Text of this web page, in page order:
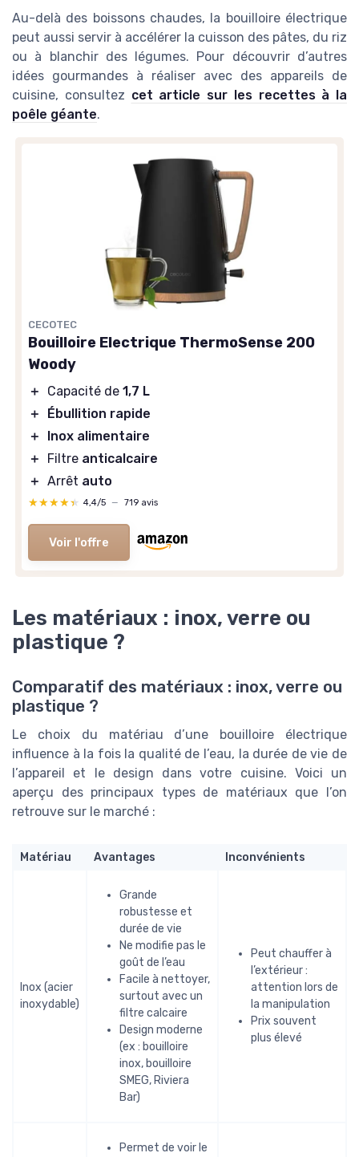
Au-delà des boissons chaudes, la bouilloire électrique
peut aussi servir à accélérer la cuisson des pâtes, du riz
ou à blanchir des légumes. Pour découvrir d’autres
idées gourmandes à réaliser avec des appareils de
cuisine, consultez cet article sur les recettes à la
poêle géante.
CECOTEC
Bouilloire Electrique ThermoSense 200
Woody
＋ Capacité de 1,7 L
＋
Ébullition rapide
＋
Inox alimentaire
＋
Filtre anticalcaire
＋ Arrêt auto
★★★★★
★★★★★ 4,4/5 — 719 avis
Voir l'offre
Les matériaux : inox, verre ou
plastique ?
Comparatif des matériaux : inox, verre ou
plastique ?
Le choix du matériau d’une bouilloire électrique
influence à la fois la qualité de l’eau, la durée de vie de
l’appareil et le design dans votre cuisine. Voici un
aperçu des principaux types de matériaux que l’on
retrouve sur le marché :
Matériau Avantages Inconvénients
Inox (acier
inoxydable)
Grande
robustesse et
durée de vie
Ne modifie pas le
goût de l’eau
Facile à nettoyer,
surtout avec un
filtre calcaire
Design moderne
(ex : bouilloire
inox, bouilloire
SMEG, Riviera
Bar)
Peut chauffer à
l’extérieur :
attention lors de
la manipulation
Prix souvent
plus élevé
Permet de voir le